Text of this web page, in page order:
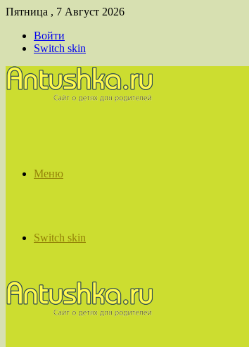
Пятница , 7 Август 2026
Войти
Switch skin
Меню
Switch skin